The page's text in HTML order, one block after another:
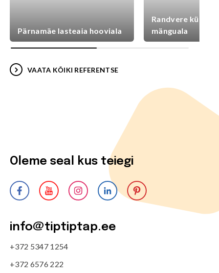
Pärnamäe lasteaia hooviala
Randvere
mänguala
VAATA KÕIKI REFERENTSE
Oleme seal kus teiegi
info@tiptiptap.ee
+372 5347 1254
+372 6576 222